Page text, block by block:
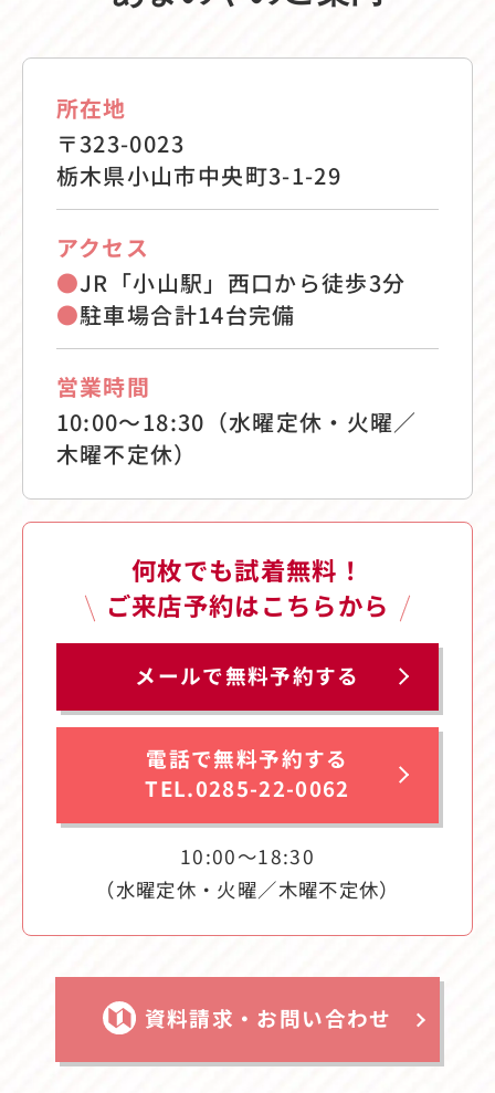
所在地
〒323-0023
栃木県小山市中央町3-1-29
アクセス
●JR「小山駅」西口から徒歩3分
●駐車場合計14台完備
営業時間
10:00〜18:30（水曜定休・火曜／
木曜不定休）
何枚でも試着無料！
ご来店予約はこちらから
メールで無料予約する
電話で無料予約する
TEL.0285-22-0062
10:00〜18:30
（水曜定休・火曜／木曜不定休）
資料請求・お問い合わせ